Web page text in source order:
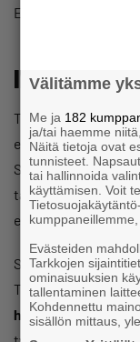
Euroopan
Tapahtuma
erikseen striimata
Seuraamme
tapahtuman
etätoteutuksesta
Seminaari on osa
Tietoyhteiskunnan
hanketta.Hanke
Välitämme
Me ja 182
ja/tai haemme
Näitä tietoja ovat
tunnisteet.
tai hallinnoida
käyttämisen. Voit
Evästeiden
Tarkkojen
ominaisuuksien
tallentaminen
Kohdennettu
sisällön mittaus,